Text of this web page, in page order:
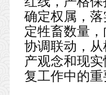
确定权属，
定牲畜数量
协调联动，
产观念和现
复工作中的重